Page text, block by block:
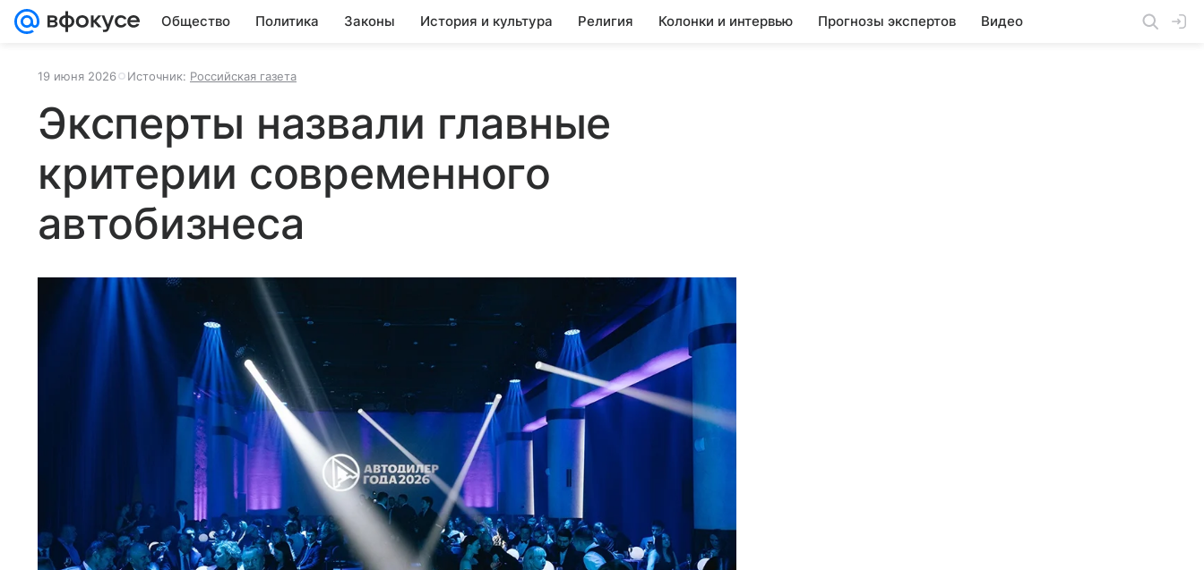
Общество Политика Законы История и культура Религия Колонки и интервью Прогнозы экспертов Видео
19 июня 2026 Источник: Российская газета
Эксперты назвали главные
критерии современного
автобизнеса